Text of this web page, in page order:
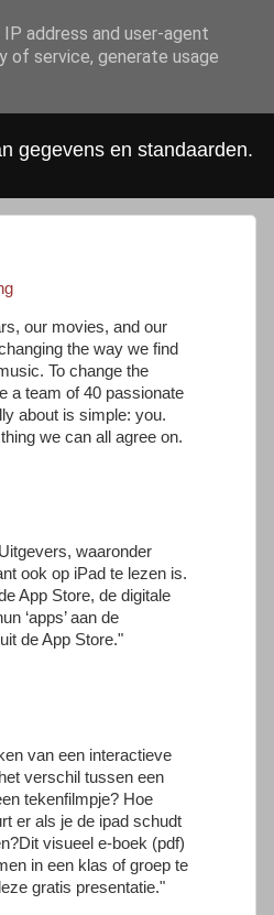
gegevens en standaarden.
our movies, and our
the way we find
To change the
a team of 40 passionate
about is simple: you.
we can all agree on.
waaronder
ook op iPad te lezen is.
App Store, de digitale
‘apps’ aan de
de App Store."
van een interactieve
verschil tussen een
tekenfilmpje? Hoe
er als je de ipad schudt
visueel e-boek (pdf)
in een klas of groep te
gratis presentatie."
address and user-agent
of service, generate usage